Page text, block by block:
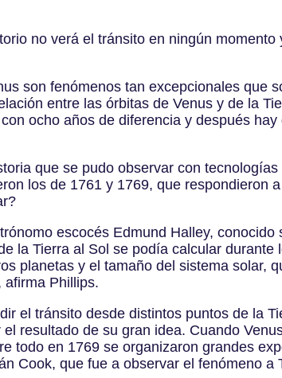
no verá el tránsito en ningún momento
son fenómenos tan excepcionales que
entre las órbitas de Venus y de la
ocho años de diferencia y después hay
que se pudo observar con tecnologías
los de 1761 y 1769, que respondieron
escocés Edmund Halley, conocido
la Tierra al Sol se podía calcular durante
planetas y el tamaño del sistema solar,
afirma Phillips.
el tránsito desde distintos puntos de la
resultado de su gran idea. Cuando
todo en 1769 se organizaron grandes
Cook, que fue a observar el fenómeno a